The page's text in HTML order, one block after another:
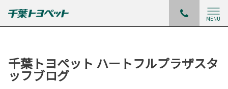
MENU
千葉トヨペット ハートフルプラザスタ
ッフブログ